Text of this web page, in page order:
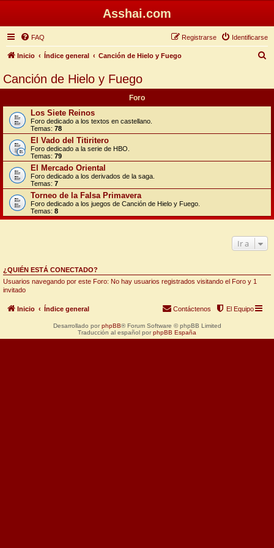
Asshai.com
FAQ Identificarse
Registrarse
Inicio Índice general Canción de Hielo y Fuego
Canción de Hielo y Fuego
Foro
Los Siete Reinos
Foro dedicado a los textos en castellano.
Temas: 78
El Vado del Titiritero
Foro dedicado a la serie de HBO.
Temas: 79
El Mercado Oriental
Foro dedicado a los derivados de la saga.
Temas: 7
Torneo de la Falsa Primavera
Foro dedicado a los juegos de Canción de Hielo y Fuego.
Temas: 8
Ir a
¿QUIÉN ESTÁ CONECTADO?
Usuarios navegando por este Foro: No hay usuarios registrados visitando el Foro y 1
invitado
Inicio Índice general El Equipo
Contáctenos
Desarrollado por phpBB® Forum Software © phpBB Limited
Traducción al español por phpBB España